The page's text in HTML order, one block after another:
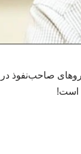
صاحب‌نفوذ در
است!